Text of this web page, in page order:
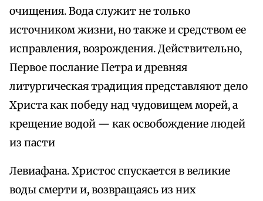
очищения. Вода служит не только
источником жизни, но также и средством ее
исправления, возрождения. Действительно,
Первое послание Петра и древняя
литургическая традиция представляют дело
Христа как победу над чудовищем морей, а
крещение водой — как освобождение людей
из пасти
Левиафана. Христос спускается в великие
воды смерти и, возвращаясь из них